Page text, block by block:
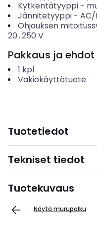
Kytkentätyyppi-
Jännitetyyppi- AC/
Ohjauksen
20...250 V
Pakkaus ja ehdot
1 kpl
Vakiokäyttötuote
Tuotetiedot
Tekniset tiedot
Tuotekuvaus
Näytä murupolku